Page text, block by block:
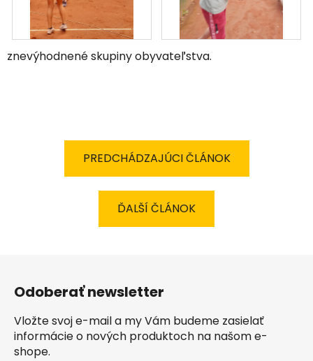
znevýhodnené skupiny obyvateľstva.
PREDCHÁDZAJÚCI ČLÁNOK
ĎALŠÍ ČLÁNOK
Odoberať newsletter
Vložte svoj e-mail a my Vám budeme zasielať
informácie o nových produktoch na našom e-
shope.